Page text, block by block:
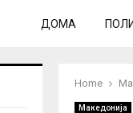
ДОМА
Home
Македонија